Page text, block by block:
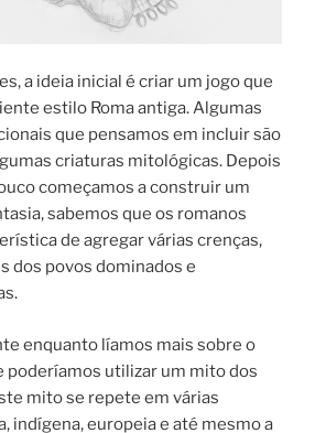
a ideia inicial é criar um jogo que
estilo Roma antiga. Algumas
que pensamos em incluir são
criaturas mitológicas. Depois
começamos a construir um
sabemos que os romanos
de agregar várias crenças,
dos povos dominados e
enquanto líamos mais sobre o
poderíamos utilizar um mito dos
mito se repete em várias
indígena, europeia e até mesmo a